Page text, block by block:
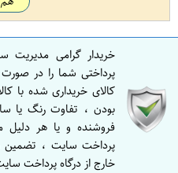
خریدار گرامی مدیریت
پرداختی شما را در
کالای خریداری شده با
بودن ، تفاوت رنگ یا
فروشنده و یا هر دلیل
پرداخت سایت ، تضمین
خارج از درگاه پرداخت